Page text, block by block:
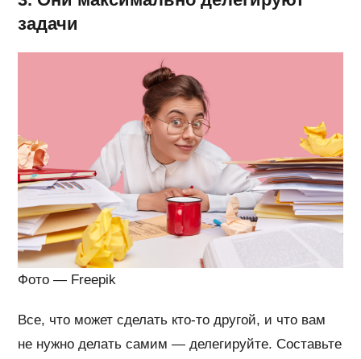
задачи
Фото — Freepik
Все, что может сделать кто-то другой, и что вам
не нужно делать самим — делегируйте. Составьте